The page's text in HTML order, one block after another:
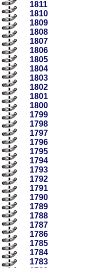
1811
1810
1809
1808
1807
1806
1805
1804
1803
1802
1801
1800
1799
1798
1797
1796
1795
1794
1793
1792
1791
1790
1789
1788
1787
1786
1785
1784
1783